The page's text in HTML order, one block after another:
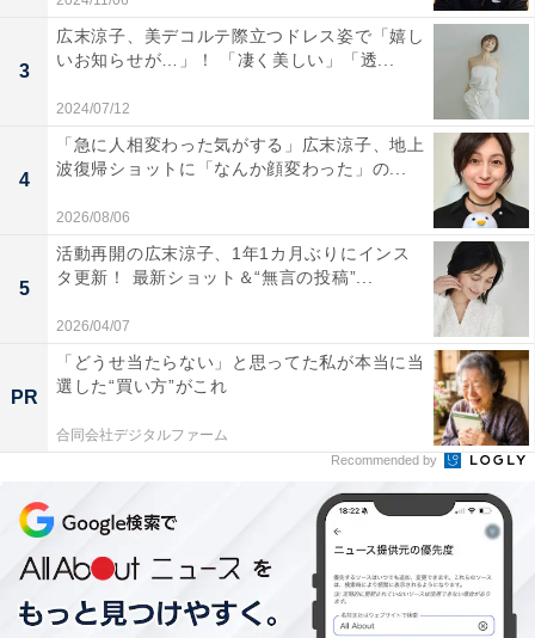
3
広末涼子、美デコルテ際立つドレス姿で「嬉し
いお知らせが…」！ 「凄く美しい」「透...
2024/07/12
4
「急に人相変わった気がする」広末涼子、地上
波復帰ショットに「なんか顔変わった」の...
2026/08/06
5
活動再開の広末涼子、1年1カ月ぶりにインス
タ更新！ 最新ショット＆“無言の投稿”...
2026/04/07
PR
「どうせ当たらない」と思ってた私が本当に当
選した“買い方”がこれ
合同会社デジタルファーム
Recommended by